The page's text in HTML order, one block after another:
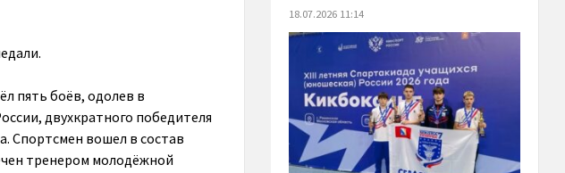
пять боёв, одолев в
двухкратного победителя
Спортсмен вошел в состав
тренером молодёжной
18.07.2026 11:14